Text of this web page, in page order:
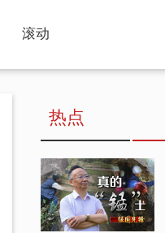
滚动
热点